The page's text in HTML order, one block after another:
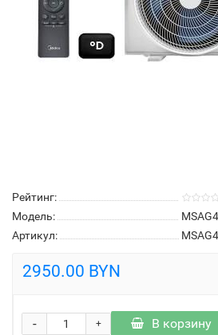
Рейтинг:
Модель:
Артикул:
2950.00 BYN
+
- В корзину